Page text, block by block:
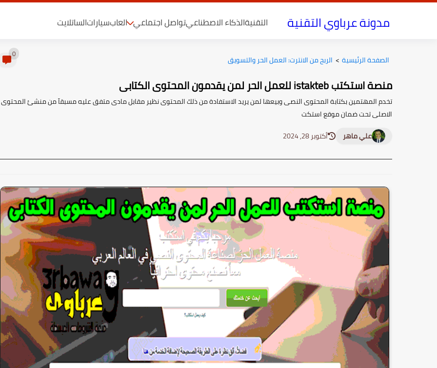
مدونة عرباوي التقنية التقنيةالذكاء الاصطناعيتواصل اجتماعي العابسياراتالساتلايت
الصفحة الرئيسية > الربح من الانترت: العمل الحر والتسويق 0
منصة استكتب istakteb للعمل الحر لمن يقدمون المحتوى الكتابى
تخدم المهتمين بكتابة المحتوى النصى وبيعها لمن يريد الاستفادة من ذلك المحتوى نظير مقابل مادى متفق عليه مسبقآ من منشئ المحتوى
الاصلى تحت ضمان موقع استكت
علي ماهر
أكتوبر 28, 2024